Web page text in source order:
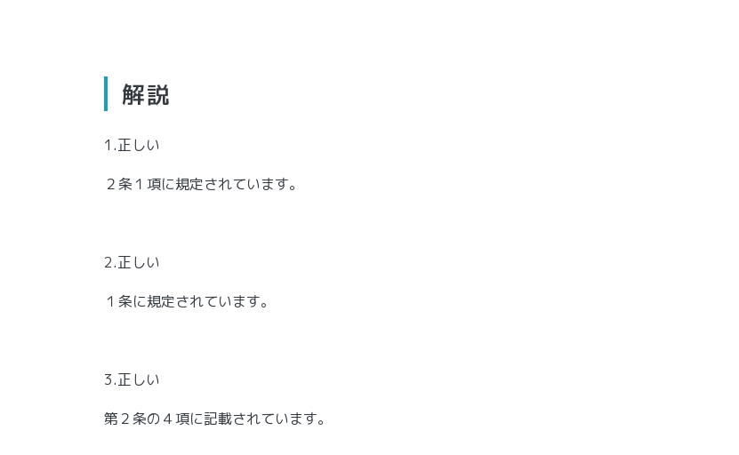
解説
1.正しい
２条１項に規定されています。
2.正しい
１条に規定されています。
3.正しい
第２条の４項に記載されています。